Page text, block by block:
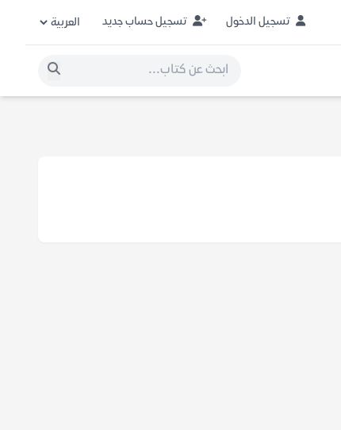
تسجيل الدخول تسجيل حساب جديد